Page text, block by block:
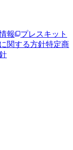
報
プレスキット
関する方針特定商